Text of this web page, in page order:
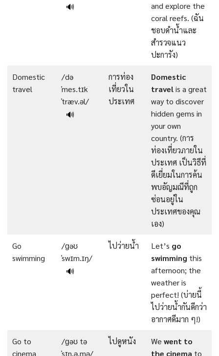
🔊
and explore the
coral reefs. (ฉัน
ชอบดำน้ำและ
สำรวจแนว
ปะการัง)
Domestic
travel
/də
ˈmes.tɪk
ˈtræv.əl/
🔊
การท่อง
เที่ยวใน
ประเทศ
Domestic
travelis a great
way to discover
hidden gems in
your own
country. (การ
ท่องเที่ยวภายใน
ประเทศ เป็นวิธีที่
ดีเยี่ยมในการค้น
พบอัญมณีที่ถูก
ซ่อนอยู่ใน
ประเทศของคุณ
เอง)
Go
swimming
/ɡəʊ
ˈswɪm.ɪŋ/
🔊
ไปว่ายน้ำ Let’s go
swimming this
afternoon; the
weather is
perfect! (บ่ายนี้
ไปว่ายน้ำกันดีกว่า
อากาศดีมาก ๆ!)
Go to
cinema
/ɡəʊ tə
ˈsɪn.ə.mə/
ไปดูหนัง We went to
the cinema to